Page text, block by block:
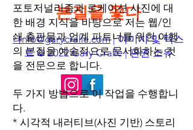
본질을 쫓다
나nfo@garycralle.com| 이미지 및 텍스
트 © 2022 Gary Crallé | 판권 소유
포토저널리즘과 로케이션 사진에 대
한 배경 지식을 바탕으로 저는 웹/인
쇄 출판물과 업계 파트너를 위한 여행
의 본질을 예술적으로 문서화하는 것
을 전문으로 합니다.
두 가지 방법으로 이 작업을 수행합니
다.
* 시각적 내러티브(사진 기반) 스토리